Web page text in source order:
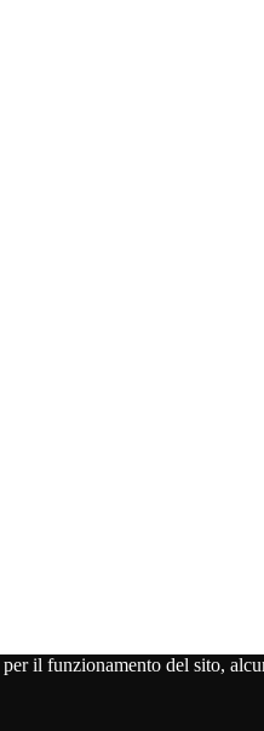
il funzionamento del sito,